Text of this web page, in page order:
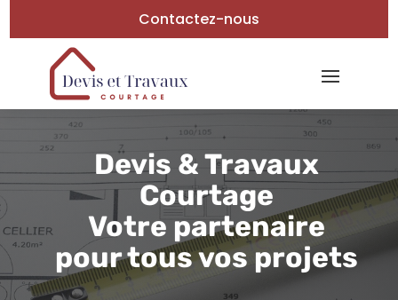
Contactez-nous
Devis & Travaux
Courtage
Votre partenaire
pour tous vos projets